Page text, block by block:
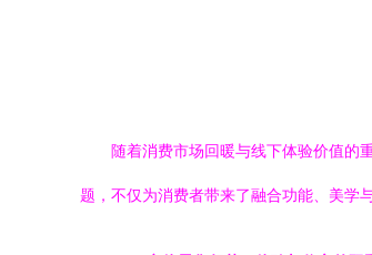
随着消费市场回暖与线下体验价值的
题，不仅为消费者带来了融合功能、美学